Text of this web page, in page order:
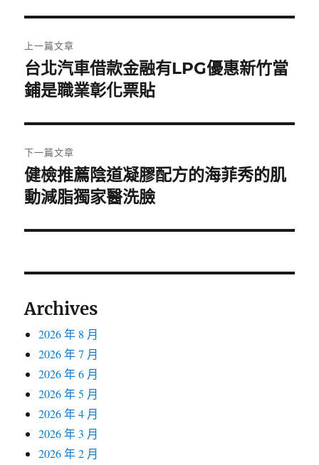
章
導
覽
上一篇文章
上
一
文
章:
台北汽車借款金融有LPG優惠新竹當
鋪是職業彰化票貼
下一篇文章
下
一
文
健檢推薦陰道凝膠配方的海菲秀的肌
動減脂獨家醫洗臉
Archives
2026 年 8 月
2026 年 7 月
2026 年 6 月
2026 年 5 月
2026 年 4 月
2026 年 3 月
2026 年 2 月